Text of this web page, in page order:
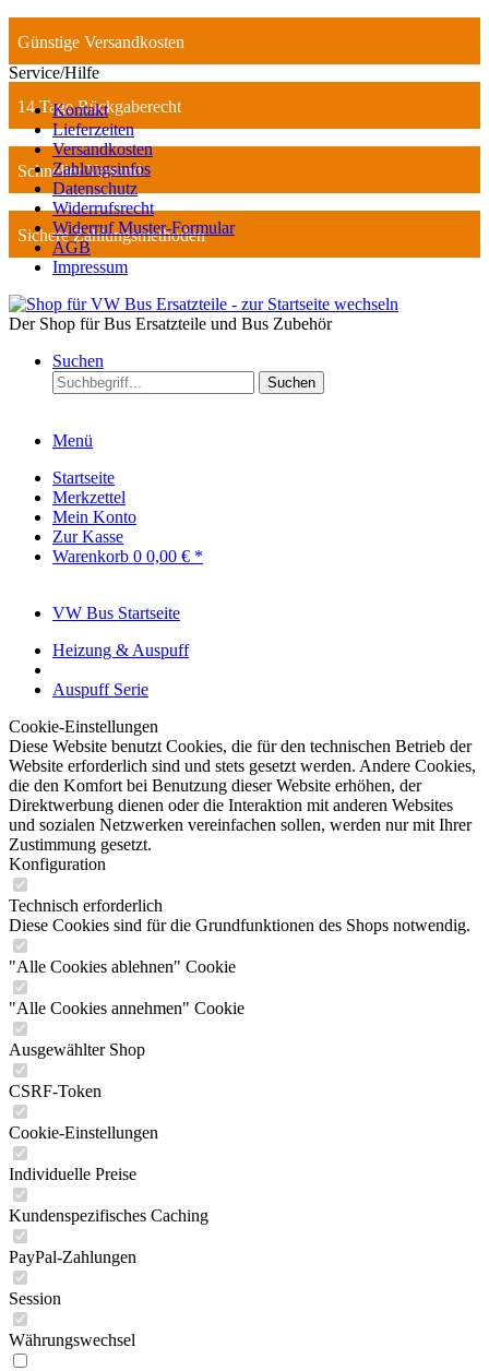
Günstige Versandkosten
14 Tage Rückgaberecht
Schneller Versand
Sichere Zahlungsmethoden
Service/Hilfe
Kontakt
Lieferzeiten
Versandkosten
Zahlungsinfos
Datenschutz
Widerrufsrecht
Widerruf Muster-Formular
AGB
Impressum
Der Shop für Bus Ersatzteile und Bus Zubehör
Suchen
Suchen
Menü
Startseite
Merkzettel
Mein Konto
Zur Kasse
Warenkorb 0 0,00 € *
VW Bus Startseite
Heizung & Auspuff
Auspuff Serie
Cookie-Einstellungen
Diese Website benutzt Cookies, die für den technischen Betrieb der
Website erforderlich sind und stets gesetzt werden. Andere Cookies,
die den Komfort bei Benutzung dieser Website erhöhen, der
Direktwerbung dienen oder die Interaktion mit anderen Websites
und sozialen Netzwerken vereinfachen sollen, werden nur mit Ihrer
Zustimmung gesetzt.
Konfiguration
Technisch erforderlich
Diese Cookies sind für die Grundfunktionen des Shops notwendig.
"Alle Cookies ablehnen" Cookie
"Alle Cookies annehmen" Cookie
Ausgewählter Shop
CSRF-Token
Cookie-Einstellungen
Individuelle Preise
Kundenspezifisches Caching
PayPal-Zahlungen
Session
Währungswechsel